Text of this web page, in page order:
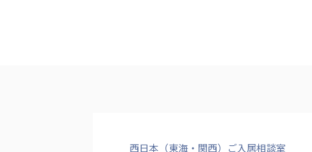
西日本（東海・関西）ご入居相談室